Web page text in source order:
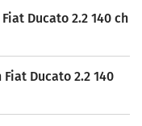
Fiat Ducato 2.2 140 ch
Fiat Ducato 2.2 140